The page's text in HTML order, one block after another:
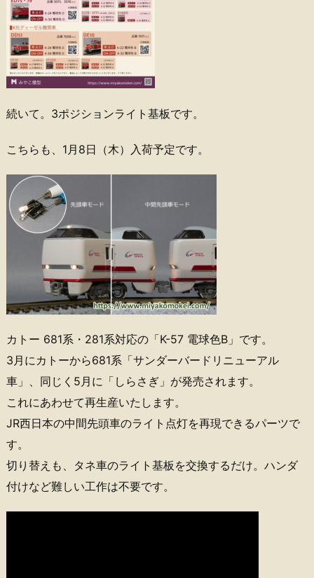
続いて。3ポジションライト基板です。
こちらも、1月8日（木）入荷予定です。
カトー 681系・281系対応の「K-57 電球色B」です。
3月にカトーから681系「サンダーバードリニューアル
車」、同じく5月に「しらさぎ」が発売されます。
これにあわせて再生産いたします。
JR西日本の中間先頭車のライト点灯を再現できるパーツで
す。
切り替えも、タネ車のライト基板を交換するだけ。ハンダ
付けなど難しい工作は不要です。